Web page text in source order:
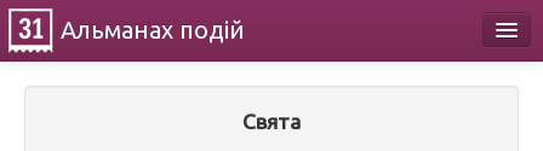
Альманах подій
Свята